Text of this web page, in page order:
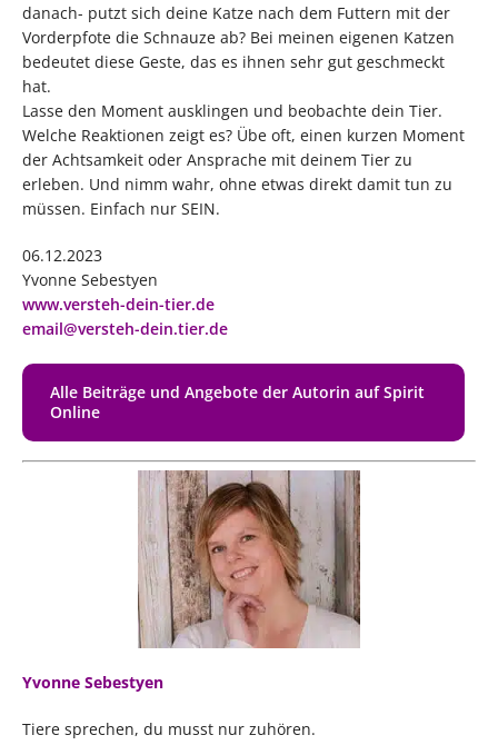
danach- putzt sich deine Katze nach dem Futtern mit der
Vorderpfote die Schnauze ab? Bei meinen eigenen Katzen
bedeutet diese Geste, das es ihnen sehr gut geschmeckt
hat.
Lasse den Moment ausklingen und beobachte dein Tier.
Welche Reaktionen zeigt es? Übe oft, einen kurzen Moment
der Achtsamkeit oder Ansprache mit deinem Tier zu
erleben. Und nimm wahr, ohne etwas direkt damit tun zu
müssen. Einfach nur SEIN.
06.12.2023
Yvonne Sebestyen
www.versteh-dein-tier.de
email@versteh-dein.tier.de
Alle Beiträge und Angebote der Autorin auf Spirit
Online
Yvonne Sebestyen
Tiere sprechen, du musst nur zuhören.